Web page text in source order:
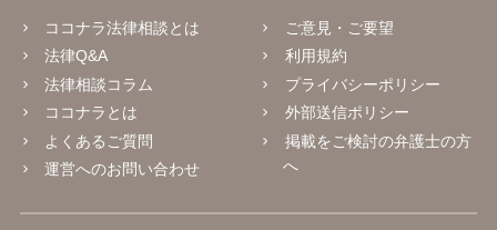
ココナラ法律相談とは
法律Q&A
法律相談コラム
ココナラとは
よくあるご質問
運営へのお問い合わせ
ご意見・ご要望
利用規約
プライバシーポリシー
外部送信ポリシー
掲載をご検討の弁護士の方
へ